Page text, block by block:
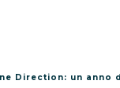
Direction: un anno